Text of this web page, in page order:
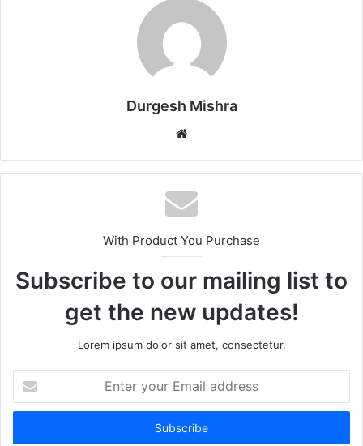
Durgesh Mishra
Website
With Product You Purchase
Subscribe to our mailing list to
get the new updates!
Lorem ipsum dolor sit amet, consectetur.
your
Email